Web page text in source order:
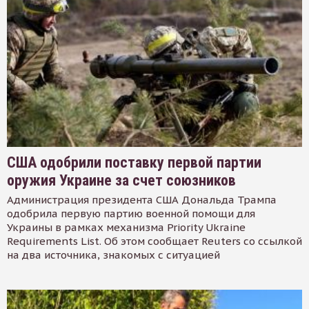
США одобрили поставку первой партии
оружия Украине за счет союзников
Администрация президента США Дональда Трампа
одобрила первую партию военной помощи для
Украины в рамках механизма Priority Ukraine
Requirements List. Об этом сообщает Reuters со ссылкой
на два источника, знакомых с ситуацией